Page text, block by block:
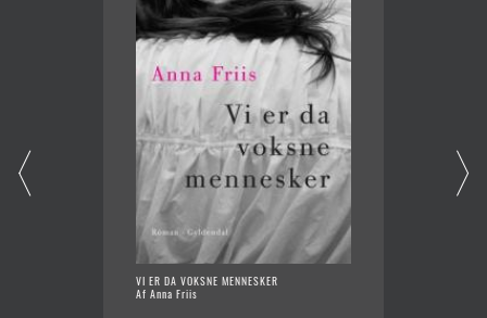
VI ER DA VOKSNE MENNESKER
Af Anna Friis